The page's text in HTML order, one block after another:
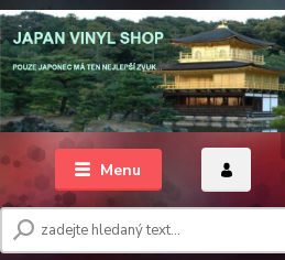
Menu